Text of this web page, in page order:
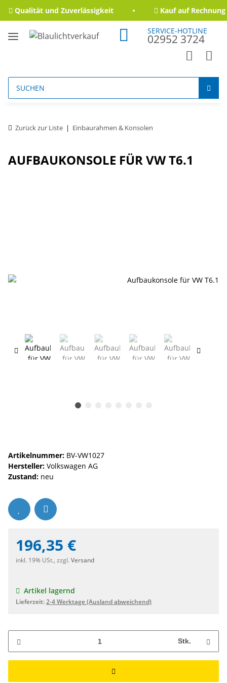
Qualität und Zuverlässigkeit Kauf auf Rechnung
SERVICE-HOTLINE
02952 3724
Zurück zur Liste Einbaurahmen & Konsolen
AUFBAUKONSOLE FÜR VW T6.1
Artikelnummer: BV-VW1027
Hersteller: Volkswagen AG
Zustand: neu
196,35 €
inkl. 19% USt., zzgl. Versand
Artikel lagernd
Lieferzeit:2-4 Werktage(Ausland abweichend)
Stk.